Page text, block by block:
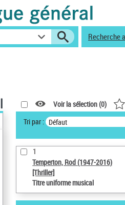
Recherche
Voir la sélection (0)
Tri par : Défaut
1
Temperton, Rod (1947-2016)
[Thriller]
Titre uniforme musical